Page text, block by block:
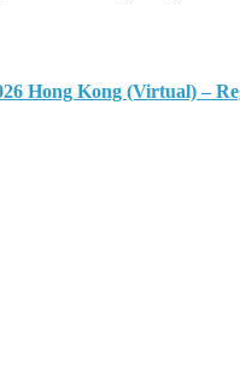
Hong Kong (Virtual) –